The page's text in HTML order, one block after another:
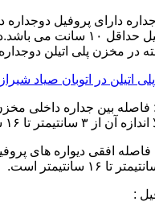
دارای پروفیل دوجداره
که ارتفاع پروفیل حداقل
در مخزن پلی اتیلن
اتیلن در اتوبان صیاد
: فاصله بین جداره داخلی
تا ۱۶ سانتیمتر است.
افقی دیواره های
: